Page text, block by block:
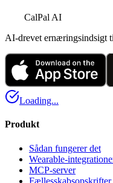
CalPal AI
AI-drevet ernæringsindsigt
Loading...
Produkt
Sådan fungerer det
Wearable-
MCP-server
Fællesskabsopskrifter